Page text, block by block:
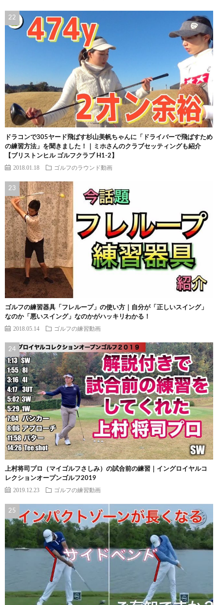
ドラコンで305ヤード飛ばす杉山美帆ちゃんに「ドライバーで飛ばすため
の練習方法」を聞きました！｜ミホさんのクラブセッティングも紹介
【ブリストンヒル ゴルフクラブ H1-2】
2018.01.18 ゴルフのラウンド動画
ゴルフの練習器具「フレループ」の使い方｜自分が「正しいスイング」
なのか「悪いスイング」なのかがハッキリわかる！
2018.05.14 ゴルフの練習動画
上村将司プロ（マイゴルフさしみ）の試合前の練習｜イングロイヤルコ
レクションオープンゴルフ2019
2019.12.23 ゴルフの練習動画